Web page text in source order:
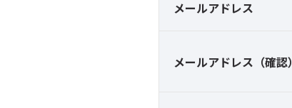
メールアドレス
メールアドレス（確認）